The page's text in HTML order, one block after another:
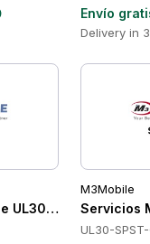
Envío
Delivery in
UL30-SPST-XB5
M3Mobile
Servicios
UL30-